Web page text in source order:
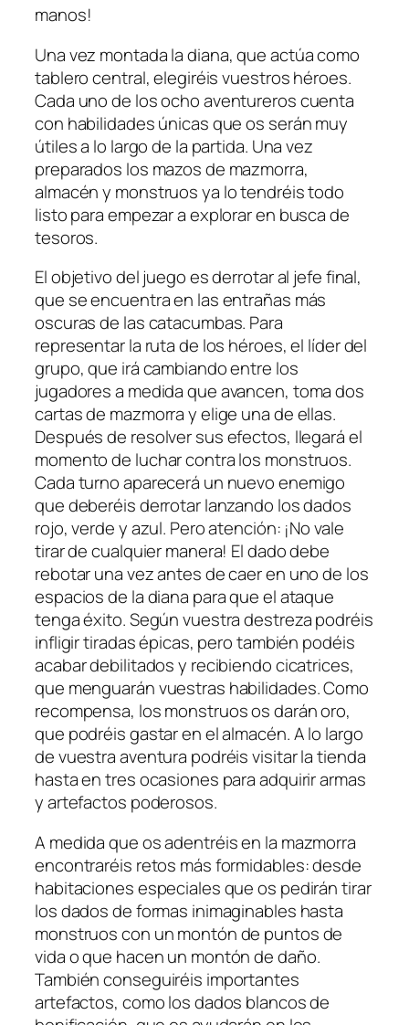
manos!
Una vez montada la diana, que actúa como
tablero central, elegiréis vuestros héroes.
Cada uno de los ocho aventureros cuenta
con habilidades únicas que os serán muy
útiles a lo largo de la partida. Una vez
preparados los mazos de mazmorra,
almacén y monstruos ya lo tendréis todo
listo para empezar a explorar en busca de
tesoros.
El objetivo del juego es derrotar al jefe final,
que se encuentra en las entrañas más
oscuras de las catacumbas. Para
representar la ruta de los héroes, el líder del
grupo, que irá cambiando entre los
jugadores a medida que avancen, toma dos
cartas de mazmorra y elige una de ellas.
Después de resolver sus efectos, llegará el
momento de luchar contra los monstruos.
Cada turno aparecerá un nuevo enemigo
que deberéis derrotar lanzando los dados
rojo, verde y azul. Pero atención: ¡No vale
tirar de cualquier manera! El dado debe
rebotar una vez antes de caer en uno de los
espacios de la diana para que el ataque
tenga éxito. Según vuestra destreza podréis
infligir tiradas épicas, pero también podéis
acabar debilitados y recibiendo cicatrices,
que menguarán vuestras habilidades. Como
recompensa, los monstruos os darán oro,
que podréis gastar en el almacén. A lo largo
de vuestra aventura podréis visitar la tienda
hasta en tres ocasiones para adquirir armas
y artefactos poderosos.
A medida que os adentréis en la mazmorra
encontraréis retos más formidables: desde
habitaciones especiales que os pedirán tirar
los dados de formas inimaginables hasta
monstruos con un montón de puntos de
vida o que hacen un montón de daño.
También conseguiréis importantes
artefactos, como los dados blancos de